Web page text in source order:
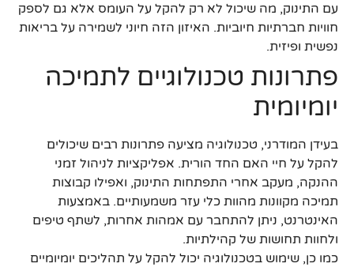
עם התינוק, מה שיכול לא רק להקל על העומס אלא גם לספק
חוויות חברתיות חיוביות. האיזון הזה חיוני לשמירה על בריאות
נפשית ופיזית.
פתרונות טכנולוגיים לתמיכה
יומיומית
בעידן המודרני, טכנולוגיה מציעה פתרונות רבים שיכולים
להקל על חיי האם החד הורית. אפליקציות לניהול זמני
ההנקה, מעקב אחרי התפתחות התינוק, ואפילו קבוצות
תמיכה מקוונות מהוות כלי עזר משמעותיים. באמצעות
האינטרנט, ניתן להתחבר עם אמהות אחרות, לשתף טיפים
ולחוות תחושות של קהילתיות.
כמו כן, שימוש בטכנולוגיה יכול להקל על תהליכים יומיומיים